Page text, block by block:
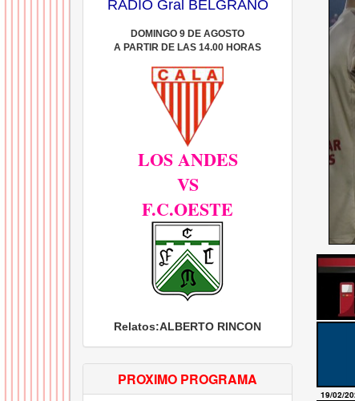
RADIO Gral BELGRANO
DOMINGO 9 DE AGOSTO
A PARTIR DE LAS 14.00 HORAS
LOS ANDES
VS
F.C.OESTE
Relatos:ALBERTO RINCON
PROXIMO PROGRAMA
19/02/